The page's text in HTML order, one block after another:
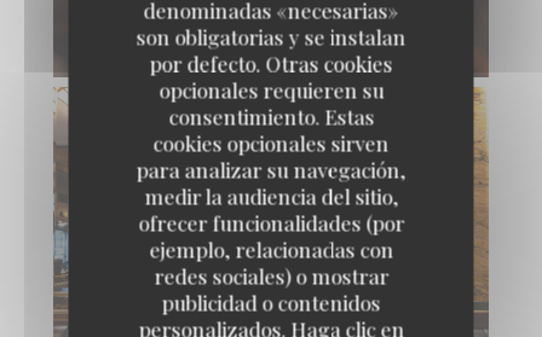
denominadas «necesarias»
son obligatorias y se instalan
por defecto. Otras cookies
opcionales requieren su
consentimiento. Estas
cookies opcionales sirven
para analizar su navegación,
medir la audiencia del sitio,
ofrecer funcionalidades (por
ejemplo, relacionadas con
redes sociales) o mostrar
publicidad o contenidos
personalizados. Haga clic en